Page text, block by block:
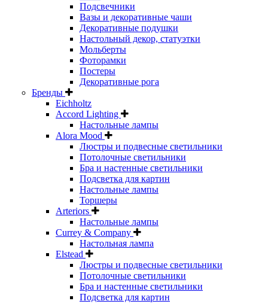
Подсвечники
Вазы и декоративные чаши
Декоративные подушки
Настольный декор, статуэтки
Мольберты
Фоторамки
Постеры
Декоративные рога
Бренды
Eichholtz
Accord Lighting
Настольные лампы
Alora Mood
Люстры и подвесные светильники
Потолочные светильники
Бра и настенные светильники
Подсветка для картин
Настольные лампы
Торшеры
Arteriors
Настольные лампы
Currey & Company
Настольная лампа
Elstead
Люстры и подвесные светильники
Потолочные светильники
Бра и настенные светильники
Подсветка для картин